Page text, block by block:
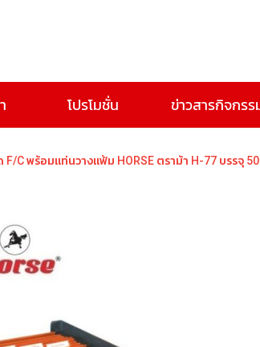
อสินค้า
โปรโมชั่น ข่าวสารกิจกรร
C พร้อมแท่นวางแฟ้ม HORSE ตราม้า H-77 บรรจุ